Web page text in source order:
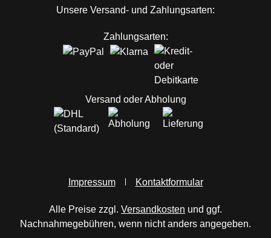
Unsere Versand- und Zahlungsarten:
Zahlungsarten:
Versand oder Abholung
Impressum Kontaktformular
Alle Preise zzgl. Versandkosten und ggf.
Nachnahmegebühren, wenn nicht anders angegeben.